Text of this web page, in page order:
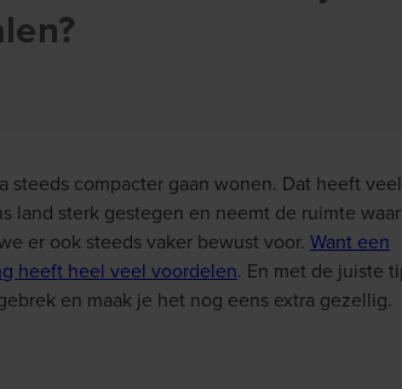
steeds compacter gaan wonen. Dat heeft
land sterk gestegen en neemt de ruimte
er ook steeds vaker bewust voor. Want een
heeft heel veel voordelen. En met de juiste
en maak je het nog eens extra gezellig.